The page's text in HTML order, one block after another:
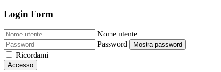
Login Form
Nome utente
Password
Mostra password
Ricordami
Accesso